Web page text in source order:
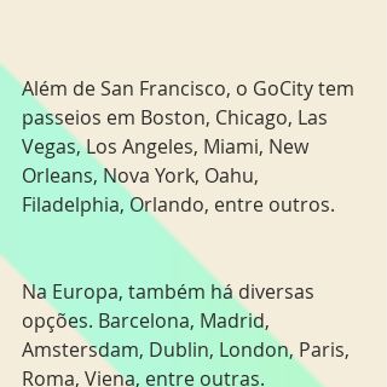
Além de San Francisco, o GoCity tem
passeios em Boston, Chicago, Las
Vegas, Los Angeles, Miami, New
Orleans, Nova York, Oahu,
Filadelphia, Orlando, entre outros.
Na Europa, também há diversas
opções. Barcelona, Madrid,
Amstersdam, Dublin, London, Paris,
Roma, Viena, entre outras.